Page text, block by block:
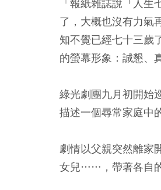
「報紙雜誌說『人
了，大概也沒有力氣
知不覺已經七十三歲
的螢幕形象：誠懇、
綠光劇團九月初開始
描述一個尋常家庭中
劇情以父親突然離家
女兒……，帶著各自的